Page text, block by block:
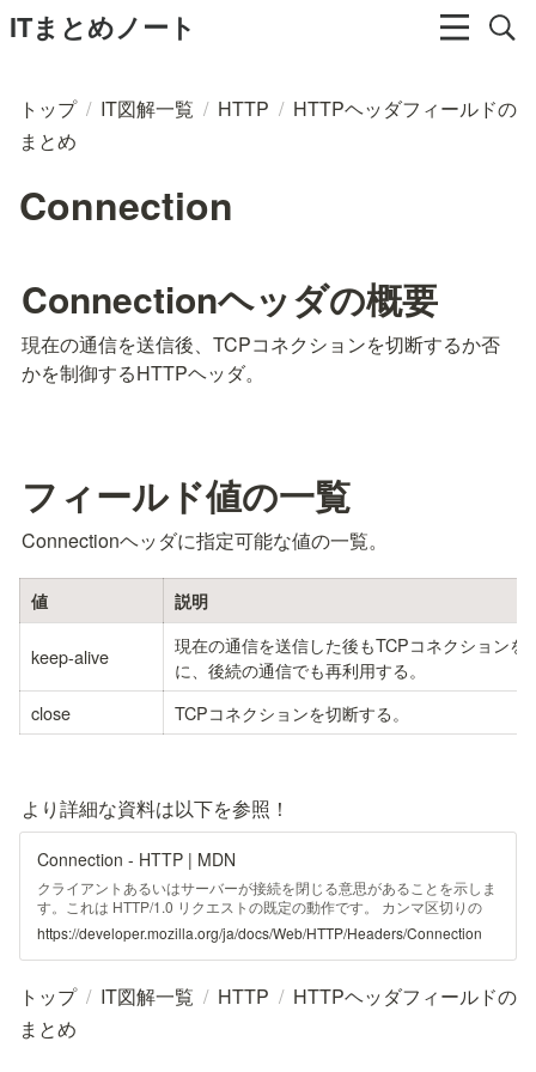
ITまとめノート
トップ / IT図解一覧 / HTTP / HTTPヘッダフィールドの
まとめ
Connection
Connectionヘッダの概要
現在の通信を送信後、TCPコネクションを切断するか否
かを制御するHTTPヘッダ。
フィールド値の一覧
Connectionヘッダに指定可能な値の一覧。
値 説明
keep-alive
現在の通信を送信した後もTCPコネクションを
に、後続の通信でも再利用する。
close
TCPコネクションを切断する。
より詳細な資料は以下を参照！
Connection - HTTP | MDN
クライアントあるいはサーバーが接続を閉じる意思があることを示しま
す。これは HTTP/1.0 リクエストの既定の動作です。 カンマ区切りの
HTTP ヘッダーのリスト [通常は keep-alive のみ] クライアントが接続を
開いておく意思があることを示します。接続の維持は HTTP/1.1 の既定
の動作です。ヘッダー名のリストは、介在する最初の非透過プロキシー
やキャッシュが削除するヘッダーの名前です。これらのヘッダーは最終
的な宛先ノードではなく、送信者と最初のエンティティ間の接続の定義
に使用します。
https://developer.mozilla.org/ja/docs/Web/HTTP/Headers/Connection
トップ / IT図解一覧 / HTTP / HTTPヘッダフィールドの
まとめ